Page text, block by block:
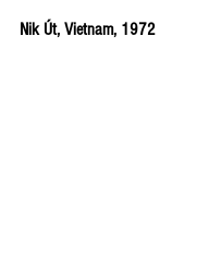
Nik Út, Vietnam, 1972